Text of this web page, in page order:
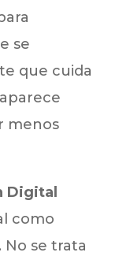
se
que cuida
menos
Digital
como
se trata